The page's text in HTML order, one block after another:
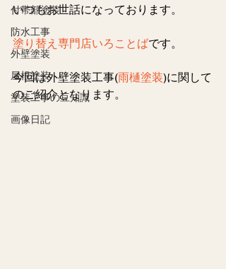
付帯部塗装
防水工事
外壁塗装
屋根塗装
塗装工事の豆知識
画像日記
いつもお世話になっております。
塗り替え専門店いろことばです。
今回は外壁塗装工事(雨樋塗装)に関して
のご紹介となります。